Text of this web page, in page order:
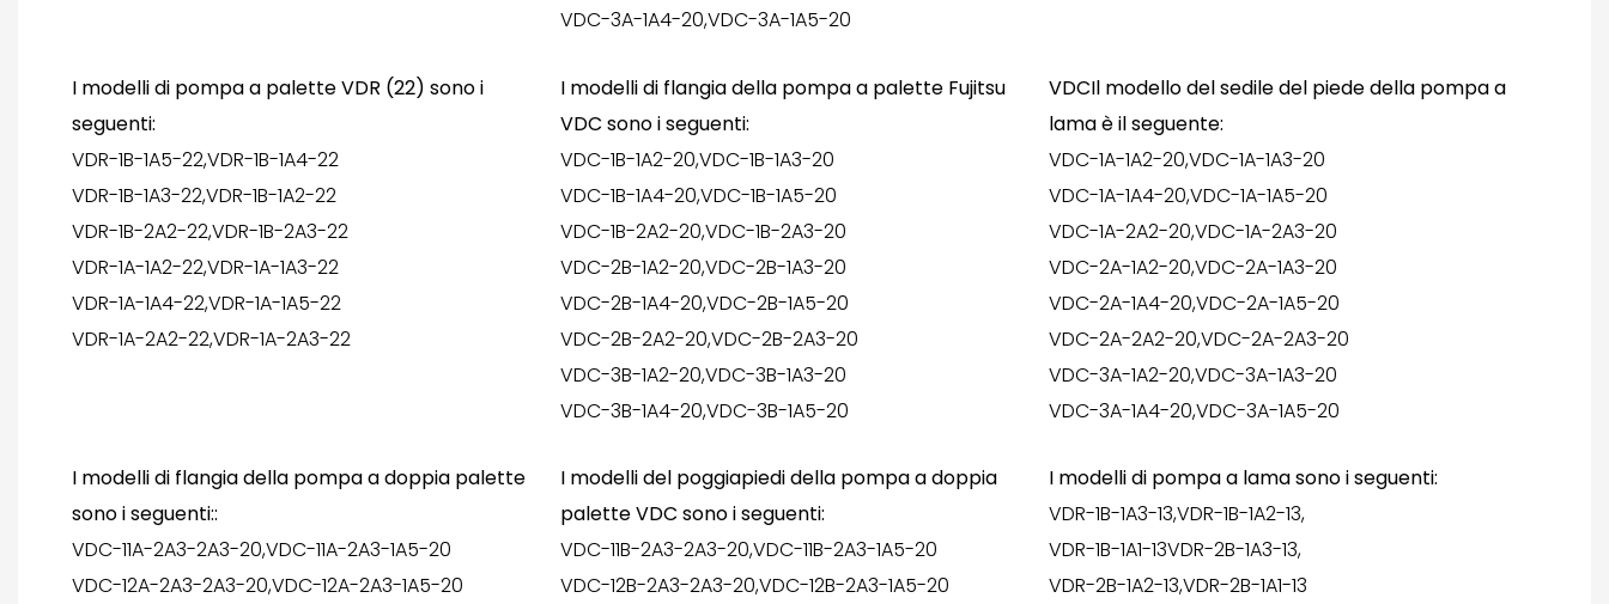
VDC-3A-1A4-20,VDC-3A-1A5-20
I modelli di pompa a palette VDR (22) sono i
seguenti:
VDR-1B-1A5-22,VDR-1B-1A4-22
VDR-1B-1A3-22,VDR-1B-1A2-22
VDR-1B-2A2-22,VDR-1B-2A3-22
VDR-1A-1A2-22,VDR-1A-1A3-22
VDR-1A-1A4-22,VDR-1A-1A5-22
VDR-1A-2A2-22,VDR-1A-2A3-22
I modelli di flangia della pompa a palette Fujitsu
VDC sono i seguenti:
VDC-1B-1A2-20,VDC-1B-1A3-20
VDC-1B-1A4-20,VDC-1B-1A5-20
VDC-1B-2A2-20,VDC-1B-2A3-20
VDC-2B-1A2-20,VDC-2B-1A3-20
VDC-2B-1A4-20,VDC-2B-1A5-20
VDC-2B-2A2-20,VDC-2B-2A3-20
VDC-3B-1A2-20,VDC-3B-1A3-20
VDC-3B-1A4-20,VDC-3B-1A5-20
VDCIl modello del sedile del piede della pompa a
lama è il seguente:
VDC-1A-1A2-20,VDC-1A-1A3-20
VDC-1A-1A4-20,VDC-1A-1A5-20
VDC-1A-2A2-20,VDC-1A-2A3-20
VDC-2A-1A2-20,VDC-2A-1A3-20
VDC-2A-1A4-20,VDC-2A-1A5-20
VDC-2A-2A2-20,VDC-2A-2A3-20
VDC-3A-1A2-20,VDC-3A-1A3-20
VDC-3A-1A4-20,VDC-3A-1A5-20
I modelli di flangia della pompa a doppia palette
sono i seguenti::
VDC-11A-2A3-2A3-20,VDC-11A-2A3-1A5-20
VDC-12A-2A3-2A3-20,VDC-12A-2A3-1A5-20
I modelli del poggiapiedi della pompa a doppia
palette VDC sono i seguenti:
VDC-11B-2A3-2A3-20,VDC-11B-2A3-1A5-20
VDC-12B-2A3-2A3-20,VDC-12B-2A3-1A5-20
I modelli di pompa a lama sono i seguenti:
VDR-1B-1A3-13,VDR-1B-1A2-13,
VDR-1B-1A1-13VDR-2B-1A3-13,
VDR-2B-1A2-13,VDR-2B-1A1-13